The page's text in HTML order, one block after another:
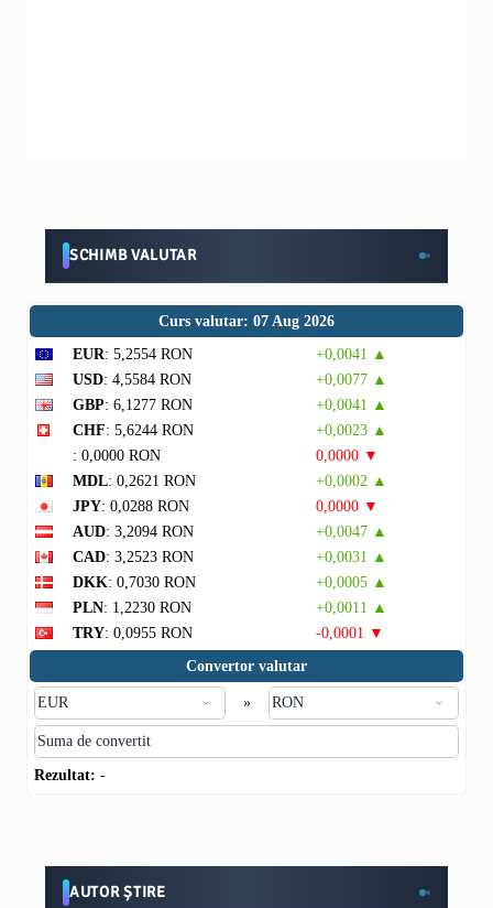
SCHIMB VALUTAR
Curs valutar: 07 Aug 2026
EUR: 5,2554 RON
+0,0041 ▲
USD: 4,5584 RON
+0,0077 ▲
GBP: 6,1277 RON
+0,0041 ▲
CHF: 5,6244 RON
+0,0023 ▲
: 0,0000 RON
0,0000 ▼
MDL: 0,2621 RON
+0,0002 ▲
JPY: 0,0288 RON
0,0000 ▼
AUD: 3,2094 RON
+0,0047 ▲
CAD: 3,2523 RON
+0,0031 ▲
DKK: 0,7030 RON
+0,0005 ▲
PLN: 1,2230 RON
+0,0011 ▲
TRY: 0,0955 RON
-0,0001 ▼
Convertor valutar
»
Rezultat: -
AUTOR ȘTIRE